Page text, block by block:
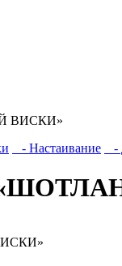
ВИСКИ»
- Настаивание -